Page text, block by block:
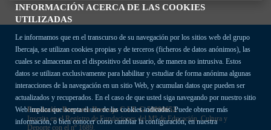
INFORMACIÓN ACERCA DE LAS COOKIES
UTILIZADAS
Le informamos que en el transcurso de su navegación por los sitios web del grupo
Ibercaja, se utilizan cookies propias y de terceros (ficheros de datos anónimos), las
cuales se almacenan en el dispositivo del usuario, de manera no intrusiva. Estos
datos se utilizan exclusivamente para habilitar y estudiar de forma anónima algunas
interacciones de la navegación en un sitio Web, y acumulan datos que pueden ser
actualizados y recuperados. En el caso de que usted siga navegando por nuestro sitio
Web implica que acepta el uso de las cookies indicadas. Puede obtener más
información, o bien conocer cómo cambiar la configuración, en nuestra
Fundación Bancaria Ibercaja C.I.F. G-50000652.
Inscrita en el Registro de Fundaciones del Mº de Educación, Cultura y
Deporte con el nº 1689.